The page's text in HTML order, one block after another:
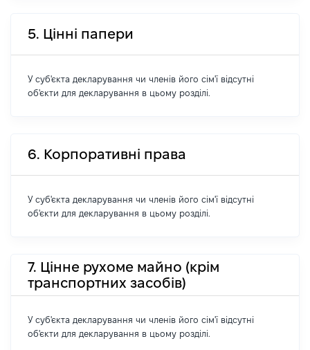
5. Цінні папери
У суб'єкта декларування чи членів його сім'ї відсутні
об'єкти для декларування в цьому розділі.
6. Корпоративні права
У суб'єкта декларування чи членів його сім'ї відсутні
об'єкти для декларування в цьому розділі.
7. Цінне рухоме майно (крім
транспортних засобів)
У суб'єкта декларування чи членів його сім'ї відсутні
об'єкти для декларування в цьому розділі.